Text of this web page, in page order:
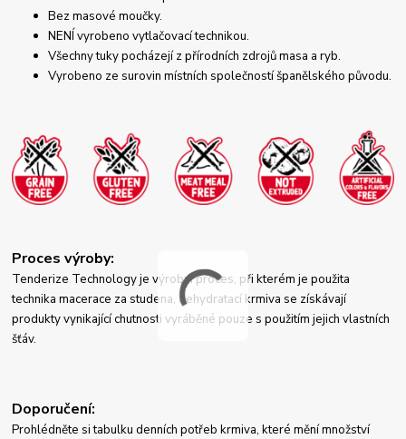
Bez masové moučky.
NENÍ vyrobeno vytlačovací technikou.
Všechny tuky pocházejí z přírodních zdrojů masa a ryb.
Vyrobeno ze surovin místních společností španělského původu.
Proces výroby:
Tenderize Technology je výrobní proces, při kterém je použita
technika ​​macerace za studena, dehydratací krmiva se získávají
produkty vynikající chutnosti vyráběné pouze s použitím jejich vlastních
šťáv.
Doporučení:
Prohlédněte si tabulku denních potřeb krmiva, které mění množství